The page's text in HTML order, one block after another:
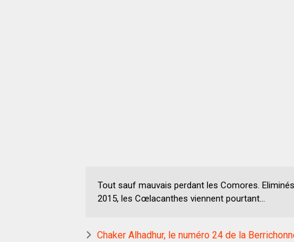
Tout sauf mauvais perdant les Comores.
2015, les Cœlacanthes viennent pourtant...
Chaker Alhadhur, le numéro 24 de la